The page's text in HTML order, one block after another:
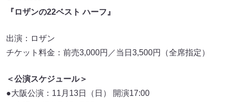
『ロザンの22ベスト ハーフ』
出演：ロザン
チケット料金：前売3,000円／当日3,500円（全席指定）
＜公演スケジュール＞
●大阪公演：11月13日（日） 開演17:00